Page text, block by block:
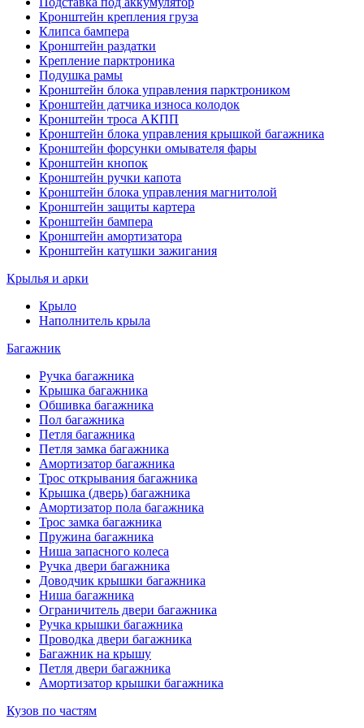
Кронштейн крепления груза
Клипса бампера
Кронштейн раздатки
Крепление парктроника
Подушка рамы
Кронштейн блока управления парктроником
Кронштейн датчика износа колодок
Кронштейн троса АКПП
Кронштейн блока управления крышкой багажника
Кронштейн форсунки омывателя фары
Кронштейн кнопок
Кронштейн ручки капота
Кронштейн блока управления магнитолой
Кронштейн защиты картера
Кронштейн бампера
Кронштейн амортизатора
Кронштейн катушки зажигания
Крылья и арки
Крыло
Наполнитель крыла
Багажник
Ручка багажника
Крышка багажника
Обшивка багажника
Пол багажника
Петля багажника
Петля замка багажника
Амортизатор багажника
Трос открывания багажника
Крышка (дверь) багажника
Амортизатор пола багажника
Трос замка багажника
Пружина багажника
Ниша запасного колеса
Ручка двери багажника
Доводчик крышки багажника
Ниша багажника
Ограничитель двери багажника
Ручка крышки багажника
Проводка двери багажника
Багажник на крышу
Петля двери багажника
Амортизатор крышки багажника
Кузов по частям